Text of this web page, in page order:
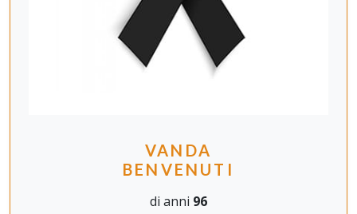
VANDA
BENVENUTI
di anni 96